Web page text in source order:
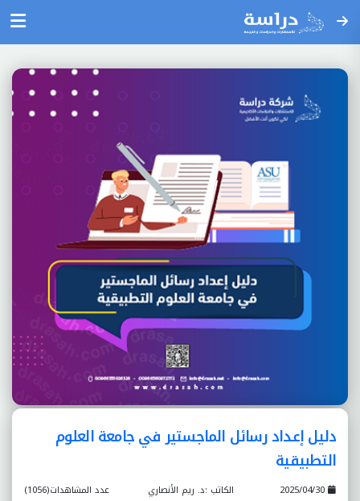
دليل إعداد رسائل الماجستير في جامعة العلوم
التطبيقية
عدد المشاهدات(1056) الكاتب :د. ريم الأنصاري